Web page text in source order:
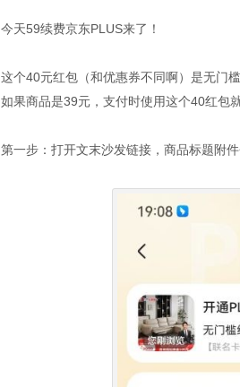
今天59续费京东PLUS来了！
这个40元红包（和优惠券不同啊）是无门
如果商品是39元，支付时使用这个40红包
第一步：打开文末沙发链接，商品标题附